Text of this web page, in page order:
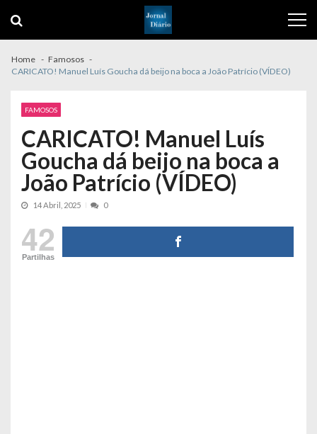
navigation
content
Home
Famosos
CARICATO! Manuel Luís Goucha dá beijo na boca a João Patrício (VÍDEO)
FAMOSOS
CARICATO! Manuel Luís
Goucha dá beijo na boca a
João Patrício (VÍDEO)
14 Abril, 2025 0
42
Partilhas